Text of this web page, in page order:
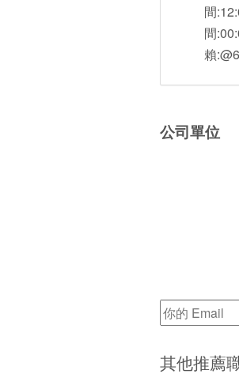
間
間
賴
公司單位
其他推薦